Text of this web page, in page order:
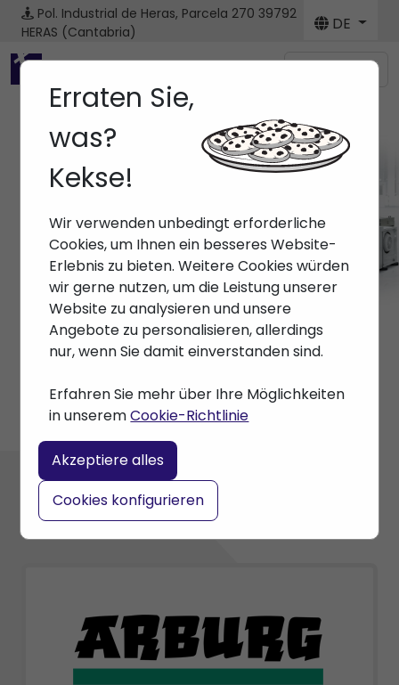
Pol. Industrial de Heras, Parcela 270 39792
HERAS (Cantabria)
DE
Menú
Anfang> Marken > ARBURG
Erraten Sie,
was?
Kekse!
Wir verwenden unbedingt erforderliche
Cookies, um Ihnen ein besseres Website-
Erlebnis zu bieten. Weitere Cookies würden
wir gerne nutzen, um die Leistung unserer
Website zu analysieren und unsere
Angebote zu personalisieren, allerdings
nur, wenn Sie damit einverstanden sind.
Erfahren Sie mehr über Ihre Möglichkeiten
in unseremCookie-Richtlinie
Akzeptiere alles
Cookies konfigurieren